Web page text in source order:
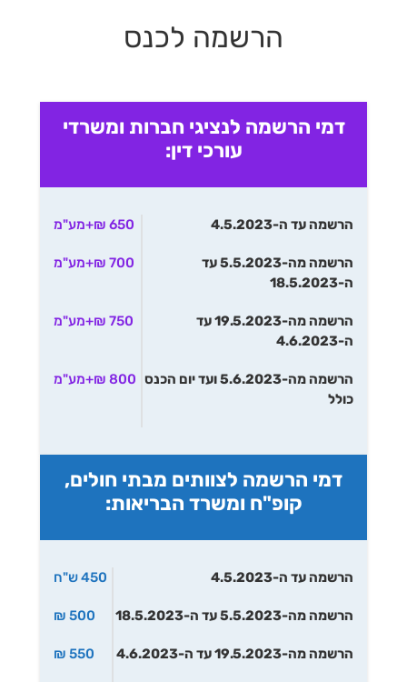
הרשמה לכנס
דמי הרשמה לנציגי חברות ומשרדי
עורכי דין:
הרשמה עד ה-4.5.2023 650 ₪+מע"מ
הרשמה מה-5.5.2023 עד
ה-18.5.2023
700 ₪+מע"מ
הרשמה מה-19.5.2023 עד
ה-4.6.2023
750 ₪+מע"מ
הרשמה מה-5.6.2023 ועד יום הכנס
כולל
800 ₪+מע"מ
דמי הרשמה לצוותים מבתי חולים,
קופ"ח ומשרד הבריאות:
הרשמה עד ה-4.5.2023 450 ש"ח
הרשמה מה-5.5.2023 עד ה-18.5.2023 500 ₪
הרשמה מה-19.5.2023 עד ה-4.6.2023 550 ₪